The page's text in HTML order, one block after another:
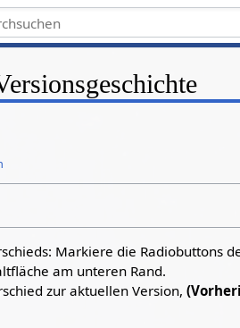
Markiere die Radiobuttons
am unteren Rand.
zur aktuellen Version,